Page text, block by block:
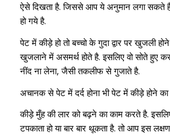
ऐसे दिखता है. जिससे आप ये अनुमान लगा सकते
हो गये है.
पेट में कीड़े हो तो बच्चो के गुदा द्वार पर खुजली
खुजलाने में असमर्थ होते है. इसलिए वो सोते हुए
नींद ना लेना, जैसी तकलीफ से गुजाते है.
अचानक से पेट में दर्द होना भी पेट में कीड़े होने
कीड़े मुँह की लार को बढ़ने का काम करते है. इसलिए
टपकाता हो या बार बार थूकता है. तो आप इस